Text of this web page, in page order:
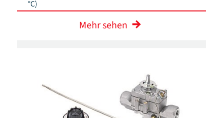
°C)
Mehr sehen